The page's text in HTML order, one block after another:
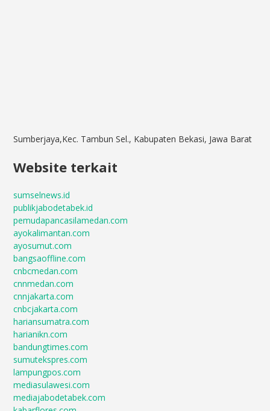
Sumberjaya,Kec. Tambun Sel., Kabupaten Bekasi, Jawa Barat
Website terkait
sumselnews.id
publikjabodetabek.id
pemudapancasilamedan.com
ayokalimantan.com
ayosumut.com
bangsaoffline.com
cnbcmedan.com
cnnmedan.com
cnnjakarta.com
cnbcjakarta.com
hariansumatra.com
harianikn.com
bandungtimes.com
sumutekspres.com
lampungpos.com
mediasulawesi.com
mediajabodetabek.com